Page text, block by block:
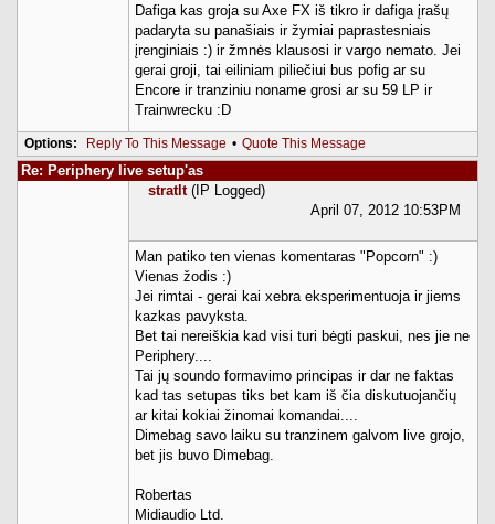
Dafiga kas groja su Axe FX iš tikro ir dafiga įrašų
padaryta su panašiais ir žymiai paprastesniais
įrenginiais :) ir žmnės klausosi ir vargo nemato. Jei
gerai groji, tai eiliniam piliečiui bus pofig ar su
Encore ir tranziniu noname grosi ar su 59 LP ir
Trainwrecku :D
Options: Reply To This Message • Quote This Message
Re: Periphery live setup'as
stratlt (IP Logged)
April 07, 2012 10:53PM
Man patiko ten vienas komentaras "Popcorn" :)
Vienas žodis :)
Jei rimtai - gerai kai xebra eksperimentuoja ir jiems
kazkas pavyksta.
Bet tai nereiškia kad visi turi bėgti paskui, nes jie ne
Periphery....
Tai jų soundo formavimo principas ir dar ne faktas
kad tas setupas tiks bet kam iš čia diskutuojančių
ar kitai kokiai žinomai komandai....
Dimebag savo laiku su tranzinem galvom live grojo,
bet jis buvo Dimebag.
Robertas
Midiaudio Ltd.